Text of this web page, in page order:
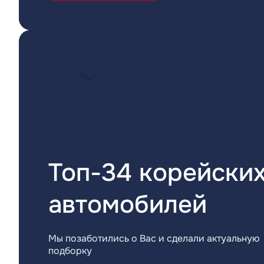
Топ-34
автомобилей
Мы позаботились о Вас и сделали актуальную
подборку